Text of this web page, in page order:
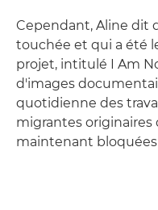
Cependant, Aline dit
touchée et qui a été
projet, intitulé I Am
d'images
quotidienne des
migrantes originaires
maintenant bloquées